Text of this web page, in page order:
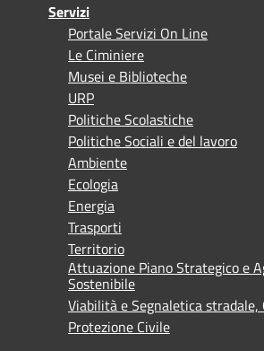
Servizi
Portale Servizi On Line
Le Ciminiere
Musei e Biblioteche
URP
Politiche Scolastiche
Politiche Sociali e del lavoro
Ambiente
Ecologia
Energia
Trasporti
Territorio
Attuazione Piano Strategico e
Sostenibile
Viabilità e Segnaletica stradale,
Protezione Civile